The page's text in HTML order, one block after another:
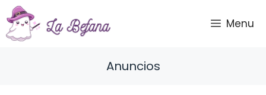
Saltar
al
contenido
Menu
Anuncios